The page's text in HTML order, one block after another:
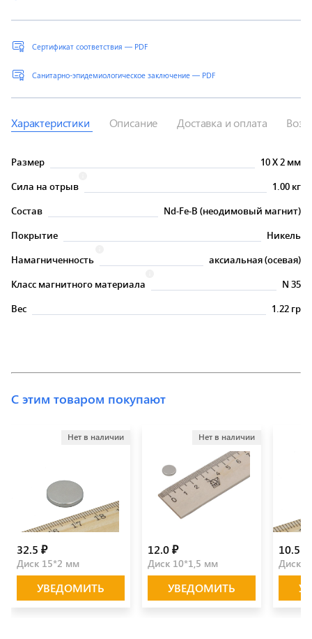
Сертификат соответствия — PDF
Санитарно-эпидемиологическое заключение — PDF
Характеристики Описание Доставка и оплата
Размер 10X2 мм
Сила на отрыв
1.00 кг
Состав
Nd-Fe-B (неодимовый магнит)
Покрытие
Никель
Намагниченность
аксиальная (осевая)
Класс магнитного материала
N 35
Вес
1.22 гр
С этим товаром покупают
Нет в наличии
32.5 ₽
Диск 15*2 мм
УВЕДОМИТЬ
Нет в наличии
12.0 ₽
Диск 10*1,5 мм
УВЕДОМИТЬ
10.5 ₽
Диск